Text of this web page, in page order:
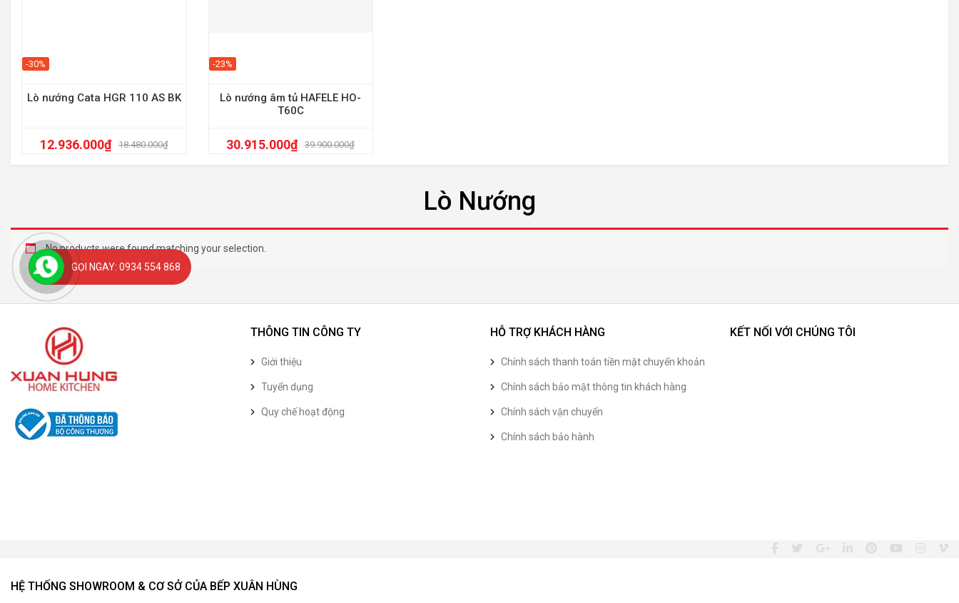
-30%
Lò nướng Cata HGR 110 AS BK
18.480.000₫
12.936.000₫
-23%
Lò nướng âm tủ HAFELE HO-
T60C
39.900.000₫
30.915.000₫
Lò Nướng
No products were found matching your selection.
THÔNG TIN CÔNG TY
Giới thiệu
Tuyển dụng
Quy chế hoạt động
HỖ TRỢ KHÁCH HÀNG
Chính sách thanh toán tiền mặt chuyển khoản
Chính sách bảo mật thông tin khách hàng
Chính sách vận chuyển
Chính sách bảo hành
KẾT NỐI VỚI CHÚNG TÔI
HỆ THỐNG SHOWROOM & CƠ SỞ CỦA BẾP XUÂN HÙNG
GỌI NGAY: 0934 554 868